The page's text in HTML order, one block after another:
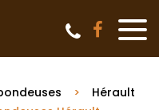
Hérault